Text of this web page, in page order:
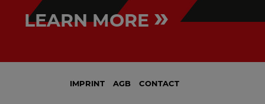
LEARN MORE »
IMPRINT AGB CONTACT